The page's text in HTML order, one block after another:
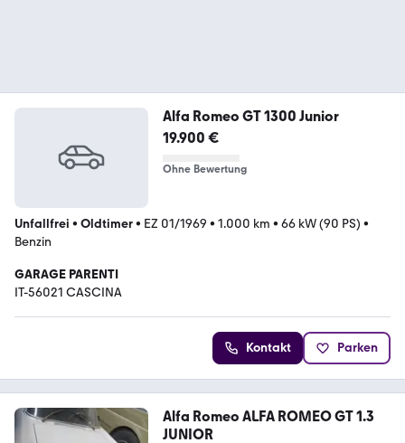
Alfa Romeo GT 1300 Junior
19.900 €
Ohne Bewertung
Unfallfrei • Oldtimer• EZ 01/1969 • 1.000 km • 66 kW (90 PS) •
Benzin
GARAGE PARENTI
IT-56021 CASCINA
Kontakt Parken
Alfa Romeo ALFA ROMEO GT 1.3
JUNIOR